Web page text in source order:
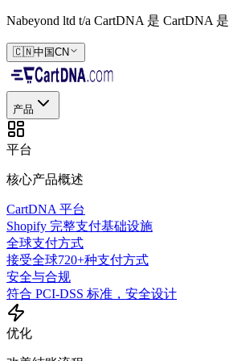
Nabeyond ltd t/a CartDNA 是 CartDNA 是
🇨🇳中国CN
产品
平台
核心产品概述
CartDNA 平台
Shopify 完整支付基础设施
全球支付方式
接受全球720+种支付方式
安全与合规
符合 PCI-DSS 标准，安全设计
优化